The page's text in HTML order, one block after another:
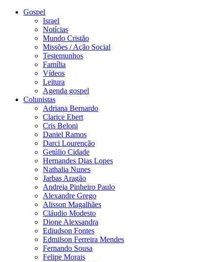
Gospel
Israel
Notícias
Mundo Cristão
Missões / Ação Social
Testemunhos
Família
Vídeos
Leitura
Agenda gospel
Colunistas
Adriana Bernardo
Clarice Ebert
Cris Beloni
Daniel Ramos
Darci Lourenção
Getúlio Cidade
Hernandes Dias Lopes
Nathalia Nunes
Jarbas Aragão
Andreia Pinheiro Paulo
Alexandre Grego
Alisson Magalhães
Cláudio Modesto
Dione Alexsandra
Ediudson Fontes
Edmilson Ferreira Mendes
Fernando Sousa
Felipe Morais